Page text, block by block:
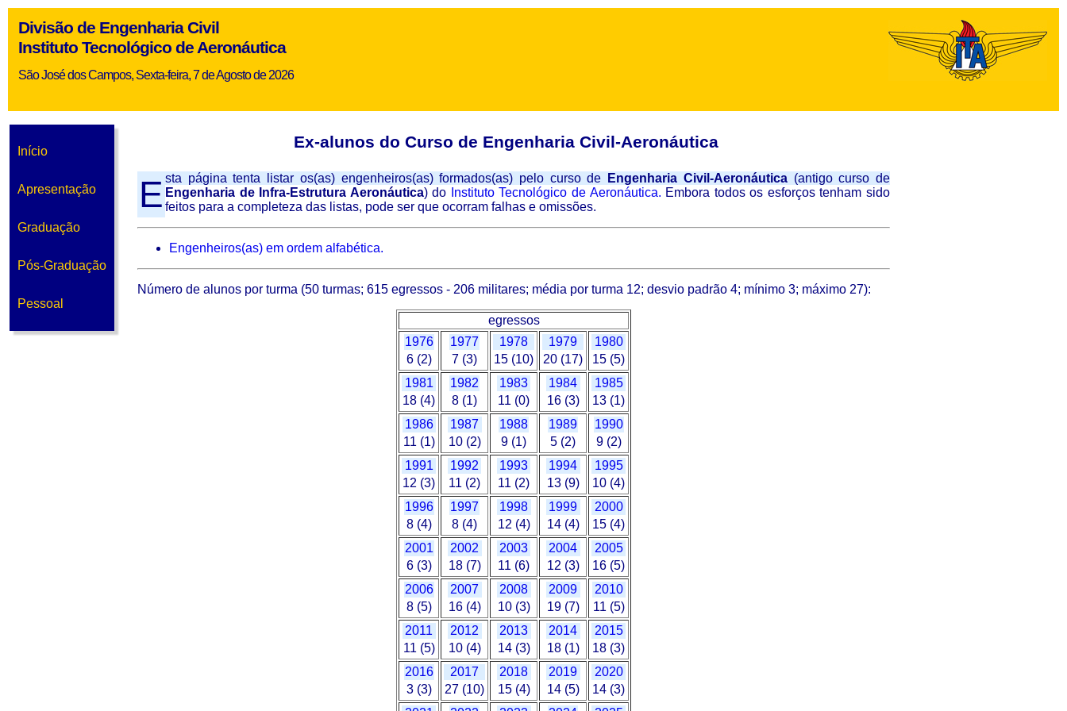
Divisão de Engenharia Civil
Instituto Tecnológico de Aeronáutica
São José dos Campos, Sexta-feira, 7 de Agosto de 2026
Início
Apresentação
Graduação
Pós-Graduação
Pessoal
Ex-alunos do Curso de Engenharia Civil-Aeronáutica
E sta página tenta listar os(as) engenheiros(as) formados(as) pelo curso de Engenharia Civil-Aeronáutica(antigo curso de
Engenharia de Infra-Estrutura Aeronáutica) do Instituto Tecnológico de Aeronáutica. Embora todos os esforços tenham sido
feitos para a completeza das listas, pode ser que ocorram falhas e omissões.
Engenheiros(as) em ordem alfabética.
Número de alunos por turma (50 turmas; 615 egressos - 206 militares; média por turma 12; desvio padrão 4; mínimo 3; máximo 27):
egressos
1976
6 (2)
1977
7 (3)
1978
15 (10)
1979
20 (17)
1980
15 (5)
1981
18 (4)
1982
8 (1)
1983
11 (0)
1984
16 (3)
1985
13 (1)
1986
11 (1)
1987
10 (2)
1988
9 (1)
1989
5 (2)
1990
9 (2)
1991
12 (3)
1992
11 (2)
1993
11 (2)
1994
13 (9)
1995
10 (4)
1996
8 (4)
1997
8 (4)
1998
12 (4)
1999
14 (4)
2000
15 (4)
2001
6 (3)
2002
18 (7)
2003
11 (6)
2004
12 (3)
2005
16 (5)
2006
8 (5)
2007
16 (4)
2008
10 (3)
2009
19 (7)
2010
11 (5)
2011
11 (5)
2012
10 (4)
2013
14 (3)
2014
18 (1)
2015
18 (3)
2016
3 (3)
2017
27 (10)
2018
15 (4)
2019
14 (5)
2020
14 (3)